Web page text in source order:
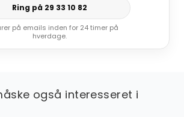
Ring på 29 33 10 82
på emails inden for 24 timer på
hverdage.
også interesseret i